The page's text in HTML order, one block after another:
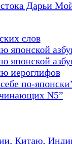
Дарьи
слов
японской
японской
иероглифов
по-
N5”
Китаю,